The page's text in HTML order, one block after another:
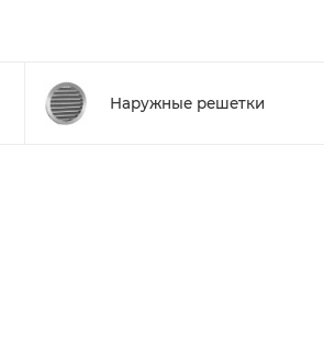
Наружные решетки